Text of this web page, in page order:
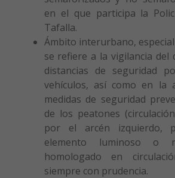
en el que participa la
Tafalla.
Ámbito interurbano,
se refiere a la vigilancia del
distancias de seguridad
vehículos, así como en la
medidas de seguridad
de los peatones
por el arcén izquierdo,
elemento luminoso o
homologado en
siempre con prudencia.